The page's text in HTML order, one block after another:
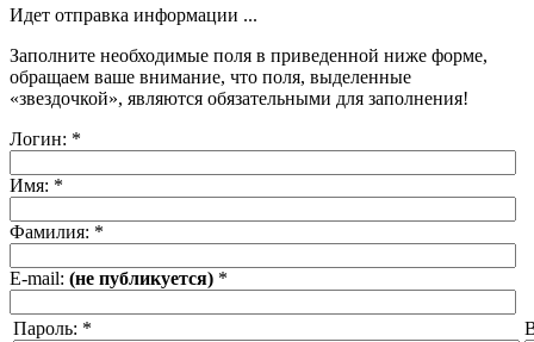
Идет отправка информации ...
Заполните необходимые поля в приведенной ниже форме,
обращаем ваше внимание, что поля, выделенные
«звездочкой», являются обязательными для заполнения!
Логин: *
Имя: *
Фамилия: *
E-mail: (не публикуется) *
Пароль: *